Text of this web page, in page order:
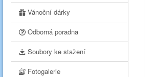
Vánoční dárky
Odborná poradna
Soubory ke stažení
Fotogalerie